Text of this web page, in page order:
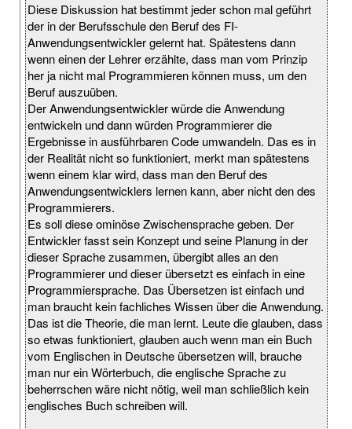
Diese Diskussion hat bestimmt jeder schon mal geführt
der in der Berufsschule den Beruf des FI-
Anwendungsentwickler gelernt hat. Spätestens dann
wenn einen der Lehrer erzählte, dass man vom Prinzip
her ja nicht mal Programmieren können muss, um den
Beruf auszuüben.
Der Anwendungsentwickler würde die Anwendung
entwickeln und dann würden Programmierer die
Ergebnisse in ausführbaren Code umwandeln. Das es in
der Realität nicht so funktioniert, merkt man spätestens
wenn einem klar wird, dass man den Beruf des
Anwendungsentwicklers lernen kann, aber nicht den des
Programmierers.
Es soll diese ominöse Zwischensprache geben. Der
Entwickler fasst sein Konzept und seine Planung in der
dieser Sprache zusammen, übergibt alles an den
Programmierer und dieser übersetzt es einfach in eine
Programmiersprache. Das Übersetzen ist einfach und
man braucht kein fachliches Wissen über die Anwendung.
Das ist die Theorie, die man lernt. Leute die glauben, dass
so etwas funktioniert, glauben auch wenn man ein Buch
vom Englischen in Deutsche übersetzen will, brauche
man nur ein Wörterbuch, die englische Sprache zu
beherrschen wäre nicht nötig, weil man schließlich kein
englisches Buch schreiben will.